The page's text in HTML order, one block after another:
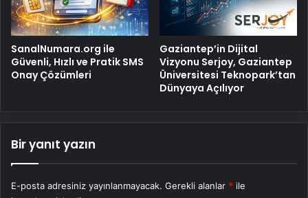
SanalNumara.org ile
Güvenli, Hızlı ve Pratik SMS
Onay Çözümleri
Gaziantep’in Dijital
Vizyonu Serjoy, Gaziantep
Üniversitesi Teknopark’tan
Dünyaya Açılıyor
Bir yanıt yazın
E-posta adresiniz yayınlanmayacak. Gerekli alanlar * ile